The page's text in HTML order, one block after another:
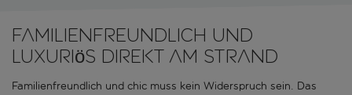
Familienfreundlich und
luxuriös direkt am Strand
Familienfreundlich und chic muss kein Widerspruch sein. Das